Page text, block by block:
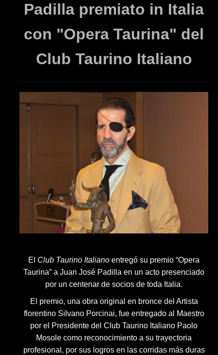
Padilla premiato in Italia
con "Opera Taurina" del
Club Taurino Italiano
El Club Taurino Italiano entregó su premio “Opera
Taurina” a Juan José Padilla en un acto presenciado
por un centenar de socios de toda Italia.
El premio, una obra original en bronce del Artista
florentino Silvano Porcinai, fue entregado al Maestro
por el Presidente del Club Taurino Italiano Paolo
Mosole como reconocimiento a su trayectoria
profesional, por sus logros en las corridas más duras